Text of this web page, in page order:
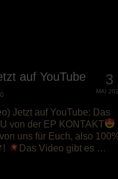
3
MAI
auf YouTube
Jetzt auf YouTube: Das
von der EP KONTAKT
uns für Euch, also
!
Das Video gibt es …